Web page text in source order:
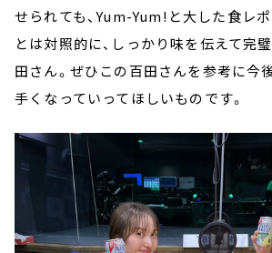
せられても、Yum-Yum!と大した食レ
とは対照的に、しっかり味を伝えて完
田さん。ぜひこの百田さんを参考に今
手くなっていってほしいものです。